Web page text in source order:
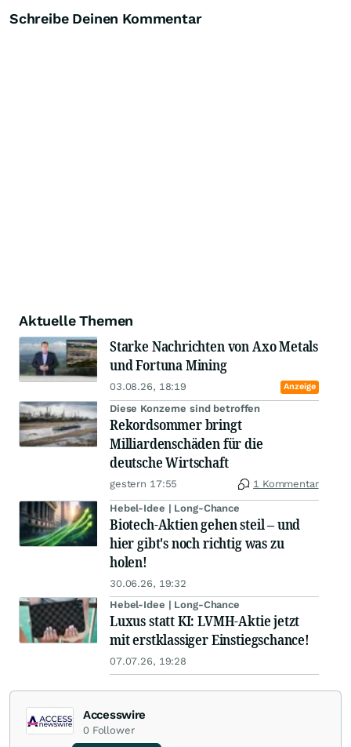
Schreibe Deinen Kommentar
Aktuelle Themen
Starke Nachrichten von Axo Metals
und Fortuna Mining
03.08.26, 18:19 Anzeige
Diese Konzerne sind betroffen
Rekordsommer bringt
Milliardenschäden für die
deutsche Wirtschaft
gestern 17:55 1 Kommentar
Hebel-Idee | Long-Chance
Biotech-Aktien gehen steil – und
hier gibt's noch richtig was zu
holen!
30.06.26, 19:32
Hebel-Idee | Long-Chance
Luxus statt KI: LVMH-Aktie jetzt
mit erstklassiger Einstiegschance!
07.07.26, 19:28
Accesswire
0 Follower